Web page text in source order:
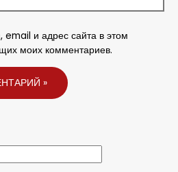
и адрес сайта в этом
моих комментариев.